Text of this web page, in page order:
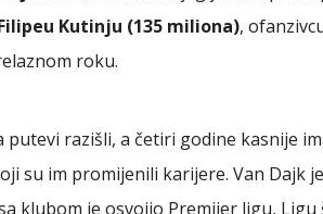
Kutinju (135 miliona),
roku.
putevi razišli, a četiri godine kasnije
su im promijenili karijere. Van Dajk
klubom je osvojio Premijer ligu,